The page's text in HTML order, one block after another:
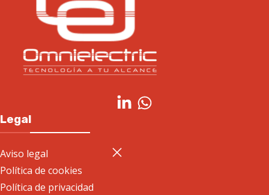
Legal
Aviso legal
Política de cookies
Política de privacidad